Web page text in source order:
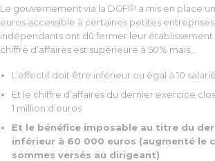
Le gouvernement via la DGFIP a mis en place
euros accessible à certaines petites
indépendants ont dû fermer leur
chiffre d’affaires est supérieure à 50% mais…
L’effectif doit être inférieur ou égal à 10
Et le chiffre d’affaires du dernier exercice
1 million d’euros
Et le bénéfice imposable au titre du
inférieur à 60 000 euros (augmenté le
sommes versés au dirigeant)